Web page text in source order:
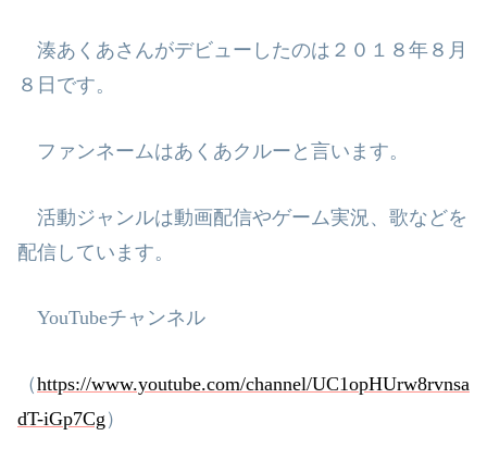
湊あくあさんがデビューしたのは２０１８年８月
８日です。
ファンネームはあくあクルーと言います。
活動ジャンルは動画配信やゲーム実況、歌などを
配信しています。
YouTubeチャンネル
（https://www.youtube.com/channel/UC1opHUrw8rvnsa
dT-iGp7Cg ）